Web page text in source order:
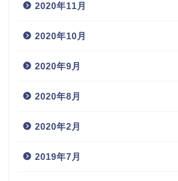
2020年11月
2020年10月
2020年9月
2020年8月
2020年2月
2019年7月